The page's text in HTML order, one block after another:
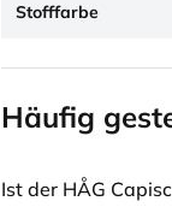
Stofffarbe
Häufig
Ist der HÅG